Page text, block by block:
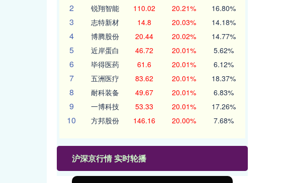
2 锐翔智能 110.02 20.21% 16.80%
3 志特新材 14.8 20.03% 14.18%
4 博腾股份 20.44 20.02% 14.77%
5 近岸蛋白 46.72 20.01% 5.62%
6 毕得医药 61.6 20.01% 6.12%
7 五洲医疗 83.62 20.01% 18.37%
8 耐科装备 49.67 20.01% 6.83%
9 一博科技 53.33 20.01% 17.26%
10 方邦股份 146.16 20.00% 7.68%
沪深京行情 实时轮播